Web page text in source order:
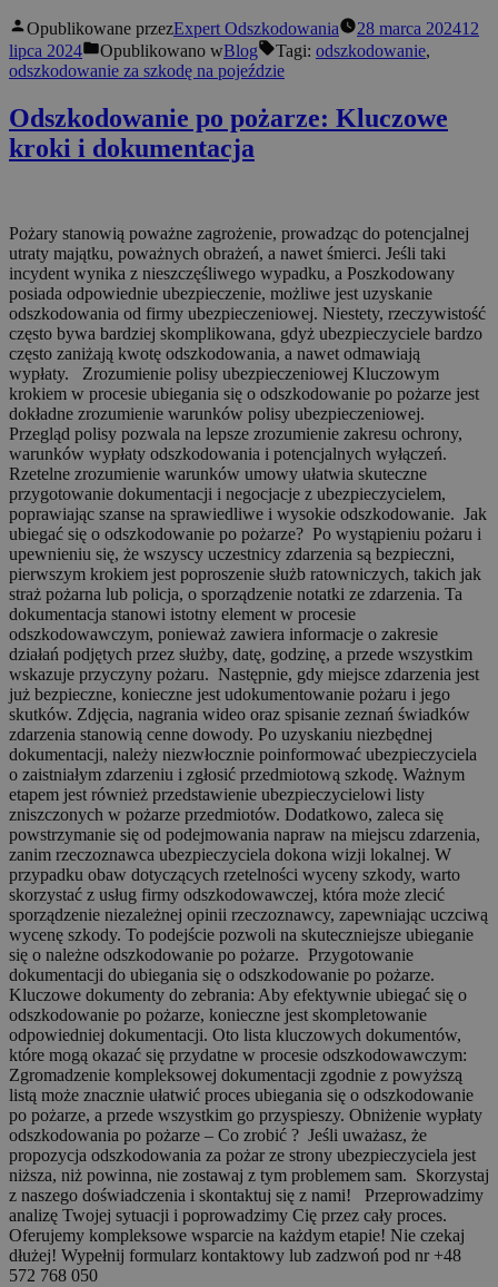
Opublikowane przezExpert Odszkodowania 28 marca 202412
lipca 2024
Opublikowano wBlog Tagi: odszkodowanie,
odszkodowanie za szkodę na pojeździe
Odszkodowanie po pożarze: Kluczowe
kroki i dokumentacja
Pożary stanowią poważne zagrożenie, prowadząc do potencjalnej
utraty majątku, poważnych obrażeń, a nawet śmierci. Jeśli taki
incydent wynika z nieszczęśliwego wypadku, a Poszkodowany
posiada odpowiednie ubezpieczenie, możliwe jest uzyskanie
odszkodowania od firmy ubezpieczeniowej. Niestety, rzeczywistość
często bywa bardziej skomplikowana, gdyż ubezpieczyciele bardzo
często zaniżają kwotę odszkodowania, a nawet odmawiają
wypłaty. Zrozumienie polisy ubezpieczeniowej Kluczowym
krokiem w procesie ubiegania się o odszkodowanie po pożarze jest
dokładne zrozumienie warunków polisy ubezpieczeniowej.
Przegląd polisy pozwala na lepsze zrozumienie zakresu ochrony,
warunków wypłaty odszkodowania i potencjalnych wyłączeń.
Rzetelne zrozumienie warunków umowy ułatwia skuteczne
przygotowanie dokumentacji i negocjacje z ubezpieczycielem,
poprawiając szanse na sprawiedliwe i wysokie odszkodowanie. Jak
ubiegać się o odszkodowanie po pożarze? Po wystąpieniu pożaru i
upewnieniu się, że wszyscy uczestnicy zdarzenia są bezpieczni,
pierwszym krokiem jest poproszenie służb ratowniczych, takich jak
straż pożarna lub policja, o sporządzenie notatki ze zdarzenia. Ta
dokumentacja stanowi istotny element w procesie
odszkodowawczym, ponieważ zawiera informacje o zakresie
działań podjętych przez służby, datę, godzinę, a przede wszystkim
wskazuje przyczyny pożaru. Następnie, gdy miejsce zdarzenia jest
już bezpieczne, konieczne jest udokumentowanie pożaru i jego
skutków. Zdjęcia, nagrania wideo oraz spisanie zeznań świadków
zdarzenia stanowią cenne dowody. Po uzyskaniu niezbędnej
dokumentacji, należy niezwłocznie poinformować ubezpieczyciela
o zaistniałym zdarzeniu i zgłosić przedmiotową szkodę. Ważnym
etapem jest również przedstawienie ubezpieczycielowi listy
zniszczonych w pożarze przedmiotów. Dodatkowo, zaleca się
powstrzymanie się od podejmowania napraw na miejscu zdarzenia,
zanim rzeczoznawca ubezpieczyciela dokona wizji lokalnej. W
przypadku obaw dotyczących rzetelności wyceny szkody, warto
skorzystać z usług firmy odszkodowawczej, która może zlecić
sporządzenie niezależnej opinii rzeczoznawcy, zapewniając uczciwą
wycenę szkody. To podejście pozwoli na skuteczniejsze ubieganie
się o należne odszkodowanie po pożarze. Przygotowanie
dokumentacji do ubiegania się o odszkodowanie po pożarze.
Kluczowe dokumenty do zebrania: Aby efektywnie ubiegać się o
odszkodowanie po pożarze, konieczne jest skompletowanie
odpowiedniej dokumentacji. Oto lista kluczowych dokumentów,
które mogą okazać się przydatne w procesie odszkodowawczym:
Zgromadzenie kompleksowej dokumentacji zgodnie z powyższą
listą może znacznie ułatwić proces ubiegania się o odszkodowanie
po pożarze, a przede wszystkim go przyspieszy. Obniżenie wypłaty
odszkodowania po pożarze – Co zrobić ? Jeśli uważasz, że
propozycja odszkodowania za pożar ze strony ubezpieczyciela jest
niższa, niż powinna, nie zostawaj z tym problemem sam. Skorzystaj
z naszego doświadczenia i skontaktuj się z nami! Przeprowadzimy
analizę Twojej sytuacji i poprowadzimy Cię przez cały proces.
Oferujemy kompleksowe wsparcie na każdym etapie! Nie czekaj
dłużej! Wypełnij formularz kontaktowy lub zadzwoń pod nr +48
572 768 050